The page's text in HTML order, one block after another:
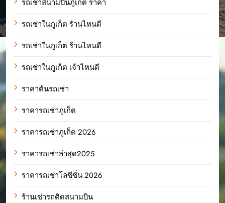
รถเช่าสนามบินภูเก็ต ราคา
รถเช่าในภูเก็ต รัานไหนดี
รถเช่าในภูเก็ต ร้านไหนดี
รถเช่าในภูเก็ต เจ้าไหนดี
ราคาต้นรถเช่า
ราคารถเช่าภูเก็ต
ราคารถเช่าภูเก็ต 2026
ราคารถเช่าล่าสุด2025
ราคารถเช่าโลซีซั่น 2026
ร้านเช่ารถติดสนามบิน